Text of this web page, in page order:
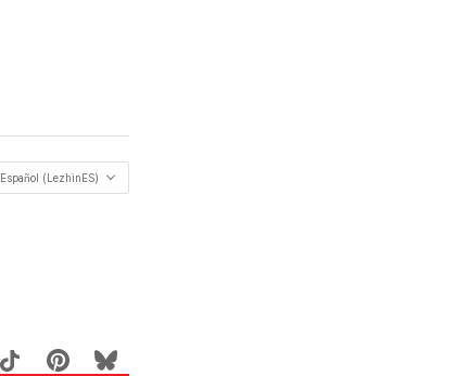
Español (LezhinES)